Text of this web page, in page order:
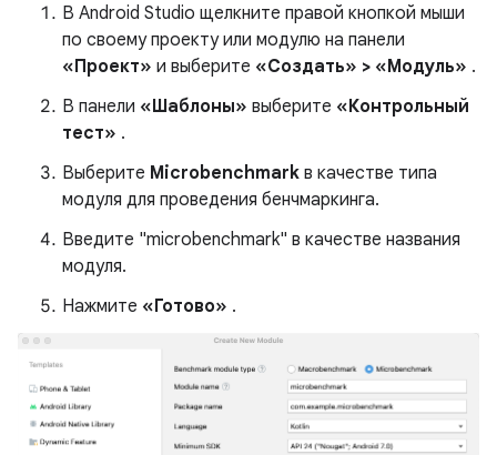
В Android Studio щелкните правой кнопкой мыши
по своему проекту или модулю на панели
«Проект» и выберите «Создать» > «Модуль» .
В панели «Шаблоны» выберите «Контрольный
тест» .
Выберите Microbenchmark в качестве типа
модуля для проведения бенчмаркинга.
Введите "microbenchmark" в качестве названия
модуля.
Нажмите «Готово» .